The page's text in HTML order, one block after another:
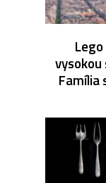
Família